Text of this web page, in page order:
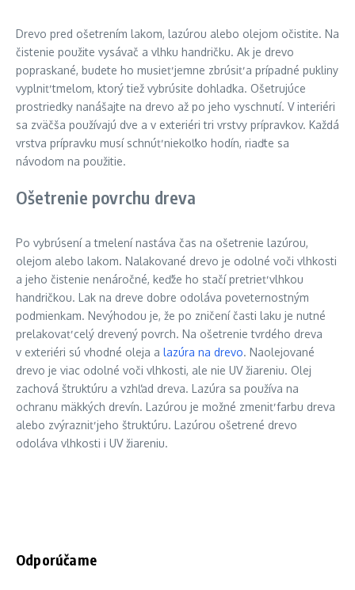
Drevo pred ošetrením lakom, lazúrou alebo olejom očistite. Na
čistenie použite vysávač a vlhku handričku. Ak je drevo
popraskané, budete ho musieť jemne zbrúsiť a prípadné pukliny
vyplniť tmelom, ktorý tiež vybrúsite dohladka. Ošetrujúce
prostriedky nanášajte na drevo až po jeho vyschnutí. V interiéri
sa zväčša používajú dve a v exteriéri tri vrstvy prípravkov. Každá
vrstva prípravku musí schnúť niekoľko hodín, riaďte sa
návodom na použitie.
Ošetrenie povrchu dreva
Po vybrúsení a tmelení nastáva čas na ošetrenie lazúrou,
olejom alebo lakom. Nalakované drevo je odolné voči vlhkosti
a jeho čistenie nenáročné, keďže ho stačí pretrieť vlhkou
handričkou. Lak na dreve dobre odoláva poveternostným
podmienkam. Nevýhodou je, že po zničení časti laku je nutné
prelakovať celý drevený povrch. Na ošetrenie tvrdého dreva
v exteriéri sú vhodné oleja a lazúra na drevo. Naolejované
drevo je viac odolné voči vlhkosti, ale nie UV žiareniu. Olej
zachová štruktúru a vzhľad dreva. Lazúra sa používa na
ochranu mäkkých drevín. Lazúrou je možné zmeniť farbu dreva
alebo zvýrazniť jeho štruktúru. Lazúrou ošetrené drevo
odoláva vlhkosti i UV žiareniu.
Odporúčame